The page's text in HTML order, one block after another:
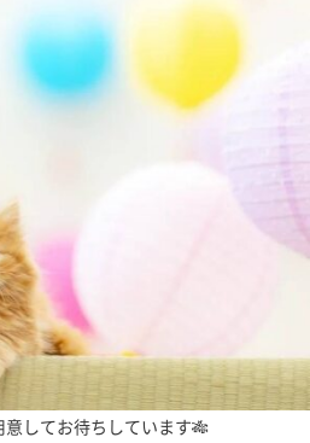
してお待ちしています🎋